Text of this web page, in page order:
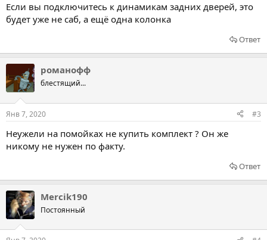
Если вы подключитесь к динамикам задних дверей, это
будет уже не саб, а ещё одна колонка
Ответ
романофф
блестящий...
Янв 7, 2020 #3
Неужели на помойках не купить комплект ? Он же
никому не нужен по факту.
Ответ
Mercik190
Постоянный